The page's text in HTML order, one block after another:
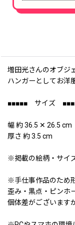
増田光さんのオブジ
ハンガーとしてお洋
■■■■■ サイズ
幅 約 36.5 ✕ 26.5 cm
厚さ 約 3.5 cm
※掲載の絵柄・サイ
※手仕事作品のため
歪み・黒点・ピンホ
個体差がございます